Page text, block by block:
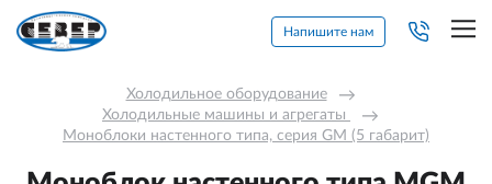
Напишите нам
Холодильное оборудование →
Холодильные машины и агрегаты →
Моноблоки настенного типа, серия GM (5 габарит)